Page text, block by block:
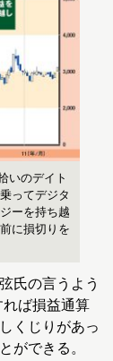
いのデイト
ってデジタ
ーを持ち越
に損切りを
氏の言うよう
ば損益通算
くじりがあっ
ができる。